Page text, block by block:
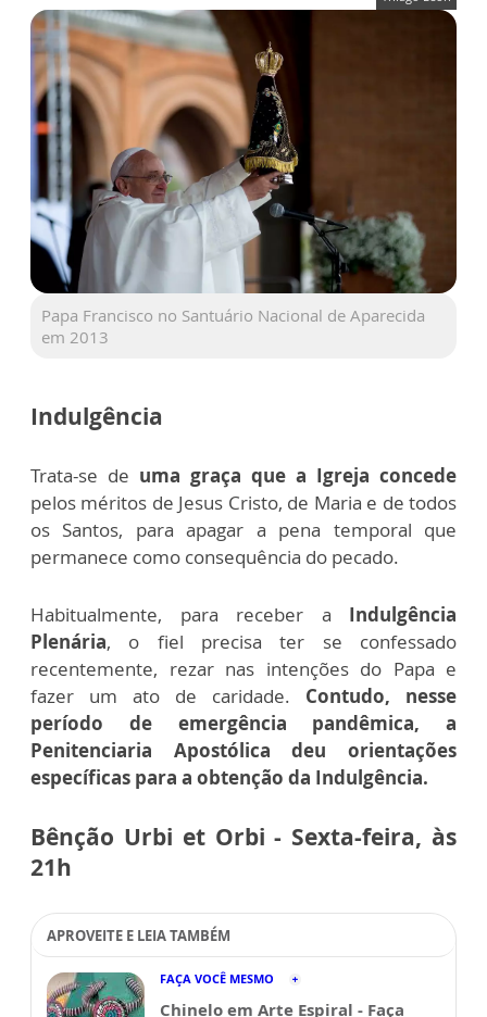
Papa Francisco no Santuário Nacional de Aparecida
em 2013
Indulgência
Trata-se de uma graça que a Igreja concede
pelos méritos de Jesus Cristo, de Maria e de todos
os Santos, para apagar a pena temporal que
permanece como consequência do pecado.
Habitualmente, para receber a Indulgência
Plenária, o fiel precisa ter se confessado
recentemente, rezar nas intenções do Papa e
fazer um ato de caridade. Contudo, nesse
período de emergência pandêmica, a
Penitenciaria Apostólica deu orientações
específicas para a obtenção da Indulgência.
Bênção Urbi et Orbi - Sexta-feira, às
21h
APROVEITE E LEIA TAMBÉM
FAÇA VOCÊ MESMO
Chinelo em Arte Espiral - Faça